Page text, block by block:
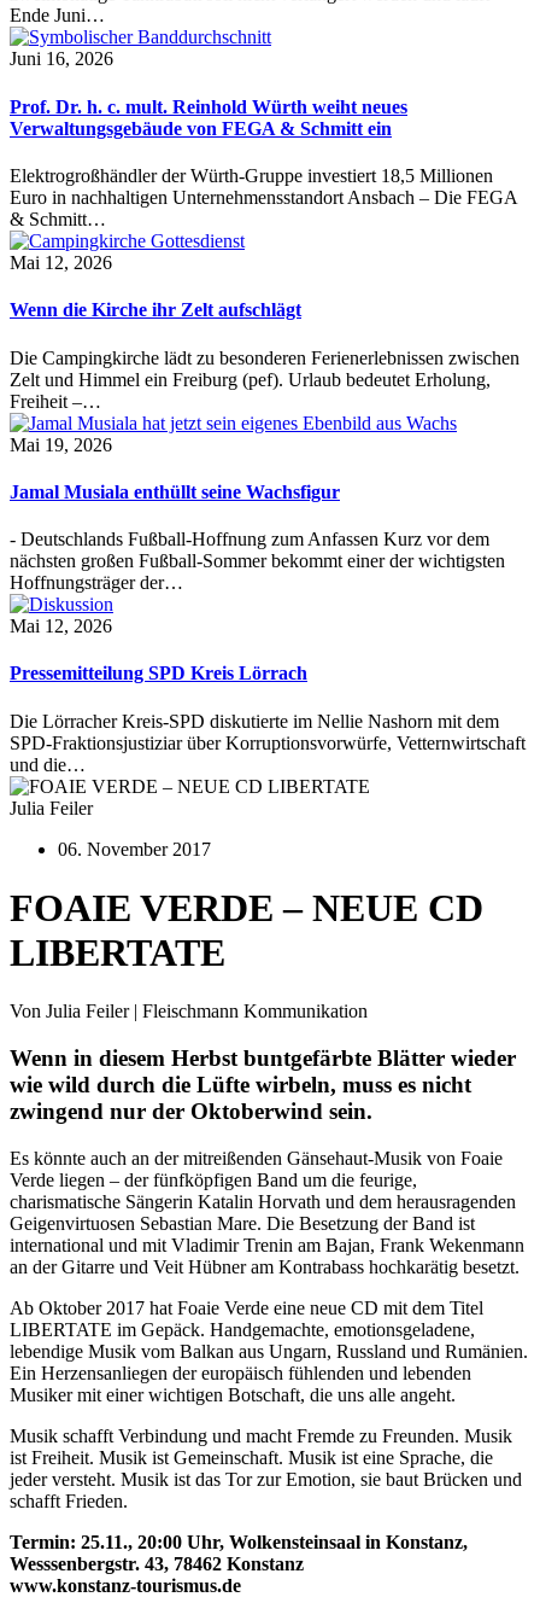
Ende Juni…
Juni 16, 2026
Prof. Dr. h. c. mult. Reinhold Würth weiht neues
Verwaltungsgebäude von FEGA & Schmitt ein
Elektrogroßhändler der Würth-Gruppe investiert 18,5 Millionen
Euro in nachhaltigen Unternehmensstandort Ansbach – Die FEGA
& Schmitt…
Mai 12, 2026
Wenn die Kirche ihr Zelt aufschlägt
Die Campingkirche lädt zu besonderen Ferienerlebnissen zwischen
Zelt und Himmel ein Freiburg (pef). Urlaub bedeutet Erholung,
Freiheit –…
Mai 19, 2026
Jamal Musiala enthüllt seine Wachsfigur
- Deutschlands Fußball-Hoffnung zum Anfassen Kurz vor dem
nächsten großen Fußball-Sommer bekommt einer der wichtigsten
Hoffnungsträger der…
Mai 12, 2026
Pressemitteilung SPD Kreis Lörrach
Die Lörracher Kreis-SPD diskutierte im Nellie Nashorn mit dem
SPD-Fraktionsjustiziar über Korruptionsvorwürfe, Vetternwirtschaft
und die…
Julia Feiler
06. November 2017
FOAIE VERDE – NEUE CD
LIBERTATE
Von Julia Feiler | Fleischmann Kommunikation
Wenn in diesem Herbst buntgefärbte Blätter wieder
wie wild durch die Lüfte wirbeln, muss es nicht
zwingend nur der Oktoberwind sein.
Es könnte auch an der mitreißenden Gänsehaut-Musik von Foaie
Verde liegen – der fünfköpfigen Band um die feurige,
charismatische Sängerin Katalin Horvath und dem herausragenden
Geigenvirtuosen Sebastian Mare. Die Besetzung der Band ist
international und mit Vladimir Trenin am Bajan, Frank Wekenmann
an der Gitarre und Veit Hübner am Kontrabass hochkarätig besetzt.
Ab Oktober 2017 hat Foaie Verde eine neue CD mit dem Titel
LIBERTATE im Gepäck. Handgemachte, emotionsgeladene,
lebendige Musik vom Balkan aus Ungarn, Russland und Rumänien.
Ein Herzensanliegen der europäisch fühlenden und lebenden
Musiker mit einer wichtigen Botschaft, die uns alle angeht.
Musik schafft Verbindung und macht Fremde zu Freunden. Musik
ist Freiheit. Musik ist Gemeinschaft. Musik ist eine Sprache, die
jeder versteht. Musik ist das Tor zur Emotion, sie baut Brücken und
schafft Frieden.
Termin: 25.11., 20:00 Uhr, Wolkensteinsaal in Konstanz,
Wesssenbergstr. 43, 78462 Konstanz
www.konstanz-tourismus.de